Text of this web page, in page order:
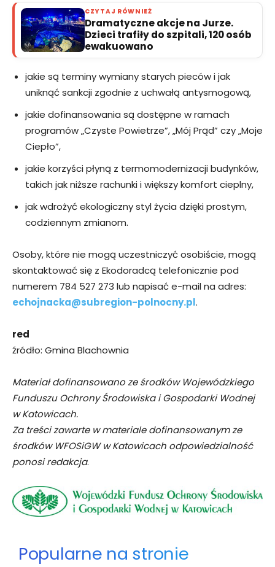
CZYTAJ RÓWNIEŻ
Dramatyczne akcje na Jurze.
Dzieci trafiły do szpitali, 120 osób
ewakuowano
jakie są terminy wymiany starych pieców i jak
uniknąć sankcji zgodnie z uchwałą antysmogową,
jakie dofinansowania są dostępne w ramach
programów „Czyste Powietrze”, „Mój Prąd” czy „Moje
Ciepło”,
jakie korzyści płyną z termomodernizacji budynków,
takich jak niższe rachunki i większy komfort cieplny,
jak wdrożyć ekologiczny styl życia dzięki prostym,
codziennym zmianom.
Osoby, które nie mogą uczestniczyć osobiście, mogą
skontaktować się z Ekodoradcą telefonicznie pod
numerem 784 527 273 lub napisać e-mail na adres:
echojnacka@subregion-polnocny.pl.
red
źródło: Gmina Blachownia
Materiał dofinansowano ze środków Wojewódzkiego
Funduszu Ochrony Środowiska i Gospodarki Wodnej
w Katowicach.
Za treści zawarte w materiale dofinansowanym ze
środków WFOSiGW w Katowicach odpowiedzialność
ponosi redakcja.
Popularne na stronie